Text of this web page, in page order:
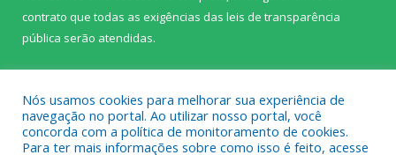
contrato que todas as exigências das leis de transparência
pública serão atendidas.
Nós usamos cookies para melhorar sua experiência de
navegação no portal. Ao utilizar nosso portal, você
concorda com a política de monitoramento de cookies.
Para ter mais informações sobre como isso é feito, acesse